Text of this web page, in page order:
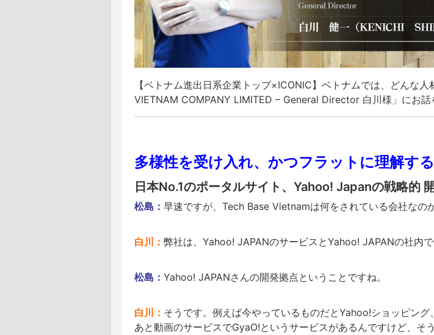
【ベトナム進出日系企業トップ×ICONIC】ベトナムでは、どんな
VIETNAM COMPANY LIMITED – General Director 白川様」にお話
多様性を受け入れ、かつフラットに理解する
日本No.1のポータルサイト、Yahoo! Japanの戦略的 開
松島： 早速ですが、Tech Base Vietnamは何をされている会社なの
白川： 弊社は、Yahoo! JAPANのサービスとYahoo! JAPANの社内
松島： Yahoo! JAPANさんの開発拠点ということですね。
白川： そうです。例えば今やっているものだとYahoo!ショッピング
あと動画のサービスでGyaO!というサービスがあるんですけど、そ